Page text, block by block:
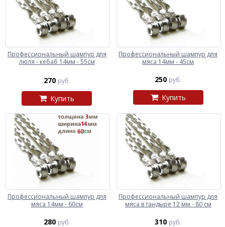
Профессиональный шампур для
люля - кебаб 14мм - 55см
270 руб.
Купить
Профессиональный шампур для
мяса 14мм - 45см
250 руб.
Купить
Профессиональный шампур для
мяса 14мм - 60см
280 руб.
Профессиональный шампур для
мяса в тандыре 12 мм - 80 см
310 руб.